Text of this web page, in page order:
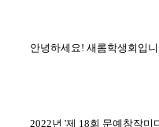
안녕하세요! 새롬학생회입니
2022년 '제 18회 문예창작